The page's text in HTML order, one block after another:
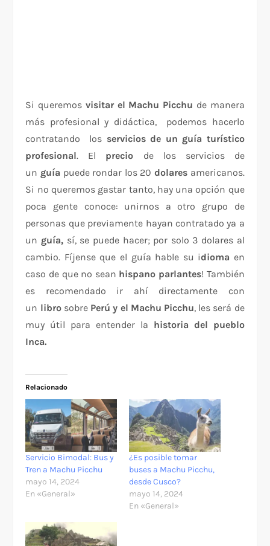
Si queremos visitar el Machu Picchu de manera
más profesional y didáctica, podemos hacerlo
contratando los servicios de un guía turístico
profesional. El precio de los servicios de
un guía puede rondar los 20dolares americanos.
Si no queremos gastar tanto, hay una opción que
poca gente conoce: unirnos a otro grupo de
personas que previamente hayan contratado ya a
un guía, sí, se puede hacer; por solo 3 dolares al
cambio. Fíjense que el guía hable su idioma en
caso de que no sean hispano parlantes! También
es recomendado ir ahí directamente con
un librosobre Perú y el Machu Picchu, les será de
muy útil para entender la historia del pueblo
Inca.
Relacionado
Servicio Bimodal: Bus y
Tren a Machu Picchu
mayo 14, 2024
En «General»
¿Es posible tomar
buses a Machu Picchu,
desde Cusco?
mayo 14, 2024
En «General»